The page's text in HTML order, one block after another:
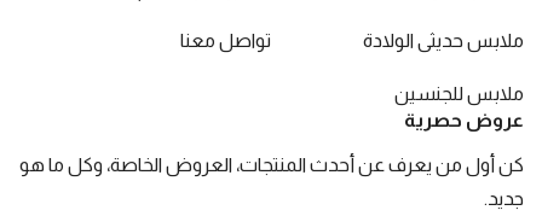
ملابس حديثى الولادة
ملابس للجنسين
تواصل معنا
عروض حصرية
كن أول من يعرف عن أحدث المنتجات، العروض الخاصة، وكل ما هو
جديد.